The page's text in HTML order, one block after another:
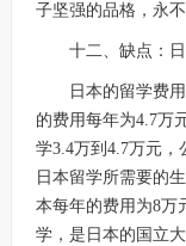
子坚强的品格，永不
十二、缺点：日
日本的留学费用
的费用每年为4.7万
学3.4万到4.7万元，
日本留学所需要的
本每年的费用为8万
学，是日本的国立